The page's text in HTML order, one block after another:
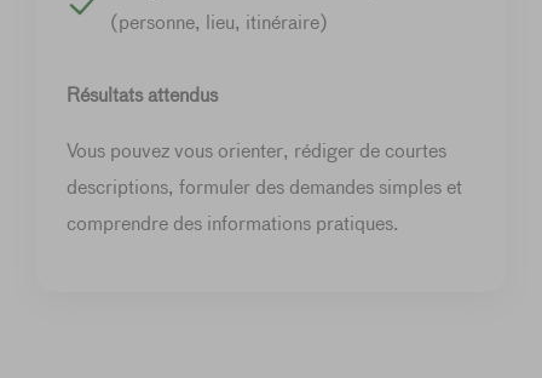
(personne, lieu, itinéraire)
Résultats attendus
Vous pouvez vous orienter, rédiger de courtes
descriptions, formuler des demandes simples et
comprendre des informations pratiques.